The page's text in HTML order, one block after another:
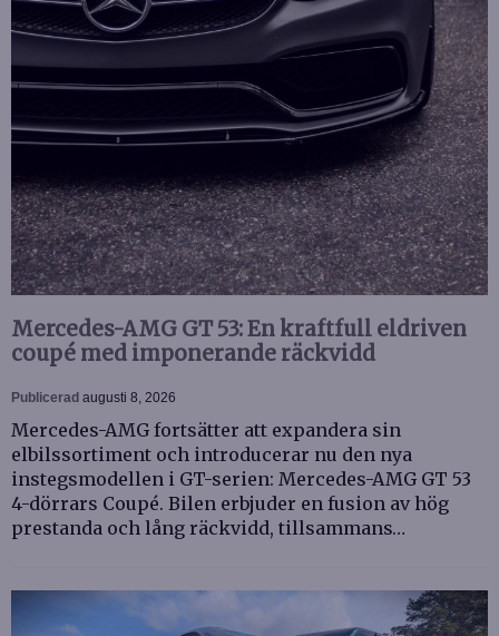
Mercedes-AMG GT 53: En kraftfull eldriven
coupé med imponerande räckvidd
Publicerad augusti 8, 2026
Mercedes-AMG fortsätter att expandera sin
elbilssortiment och introducerar nu den nya
instegsmodellen i GT-serien: Mercedes-AMG GT 53
4-dörrars Coupé. Bilen erbjuder en fusion av hög
prestanda och lång räckvidd, tillsammans…